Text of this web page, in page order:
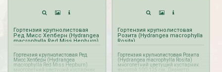
Гортензия крупнолистовая
Ред Мисс Хепберн (Hydrangea
macrophylla Red Miss Hepburn)
Гортензия крупнолистовая Ред
Мисс Хепберн (Hydrangea
macrophylla Red Miss Hepburn)
многолетний цветущий кустарник
Гортензия крупнолистовая
Розита (Hydrangea macrophylla
Rosita)
Гортензия крупнолистовая Розита
(Hydrangea macrophylla Rosita)
многолетний цветущий кустарник
высотой 100-125 см. Диаметр